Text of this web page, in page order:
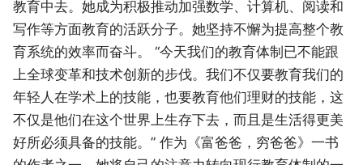
教育中去。她成为积极推动加强数学、计算机、阅读和
写作等方面教育的活跃分子。她坚持不懈为提高整个教
育系统的效率而奋斗。 “今天我们的教育体制已不能跟
上全球变革和技术创新的步伐。我们不仅要教育我们的
年轻人在学术上的技能，也要教育他们理财的技能，这
不仅是他们在这个世界上生存下去，而且是生活得更美
好所必须具备的技能。” 作为《富爸爸，穷爸爸》一书